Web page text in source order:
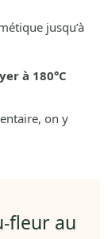
jusqu’à
à 180°C
on y
fleur au